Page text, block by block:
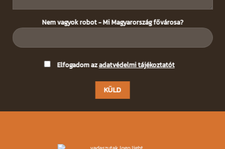
Nem vagyok robot - Mi Magyarország fővárosa?
Elfogadom azadatvédelmi tájékoztatót